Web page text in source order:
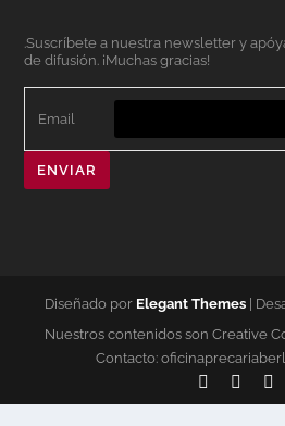
.Suscríbete a nuestra newsletter y
de difusión. ¡Muchas gracias!
Email
ENVIAR
Diseñado por Elegant Themes|
Nuestros contenidos son Creative
Contacto: